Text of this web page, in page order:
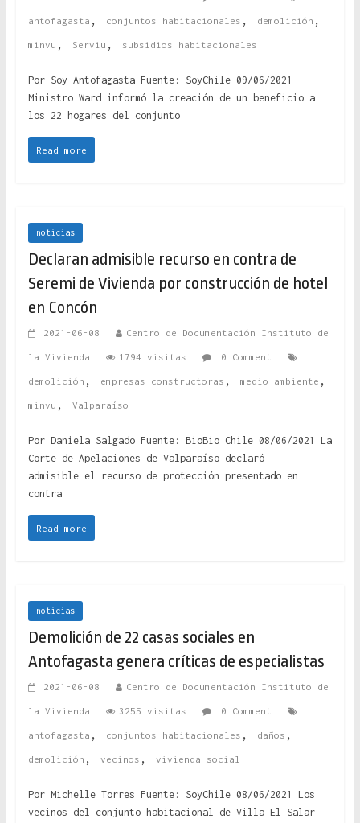
antofagasta , conjuntos habitacionales , demolición ,
minvu , Serviu , subsidios habitacionales
Por Soy Antofagasta Fuente: SoyChile 09/06/2021
Ministro Ward informó la creación de un beneficio a
los 22 hogares del conjunto
Read more
noticias
Declaran admisible recurso en contra de
Seremi de Vivienda por construcción de hotel
en Concón
2021-06-08 Centro de Documentación Instituto de
la Vivienda 1794 visitas 0 Comment
demolición , empresas constructoras , medio ambiente ,
minvu , Valparaíso
Por Daniela Salgado Fuente: BioBio Chile 08/06/2021 La
Corte de Apelaciones de Valparaíso declaró
admisible el recurso de protección presentado en
contra
Read more
noticias
Demolición de 22 casas sociales en
Antofagasta genera críticas de especialistas
2021-06-08 Centro de Documentación Instituto de
la Vivienda 3255 visitas 0 Comment
antofagasta , conjuntos habitacionales , daños ,
demolición , vecinos , vivienda social
Por Michelle Torres Fuente: SoyChile 08/06/2021 Los
vecinos del conjunto habitacional de Villa El Salar